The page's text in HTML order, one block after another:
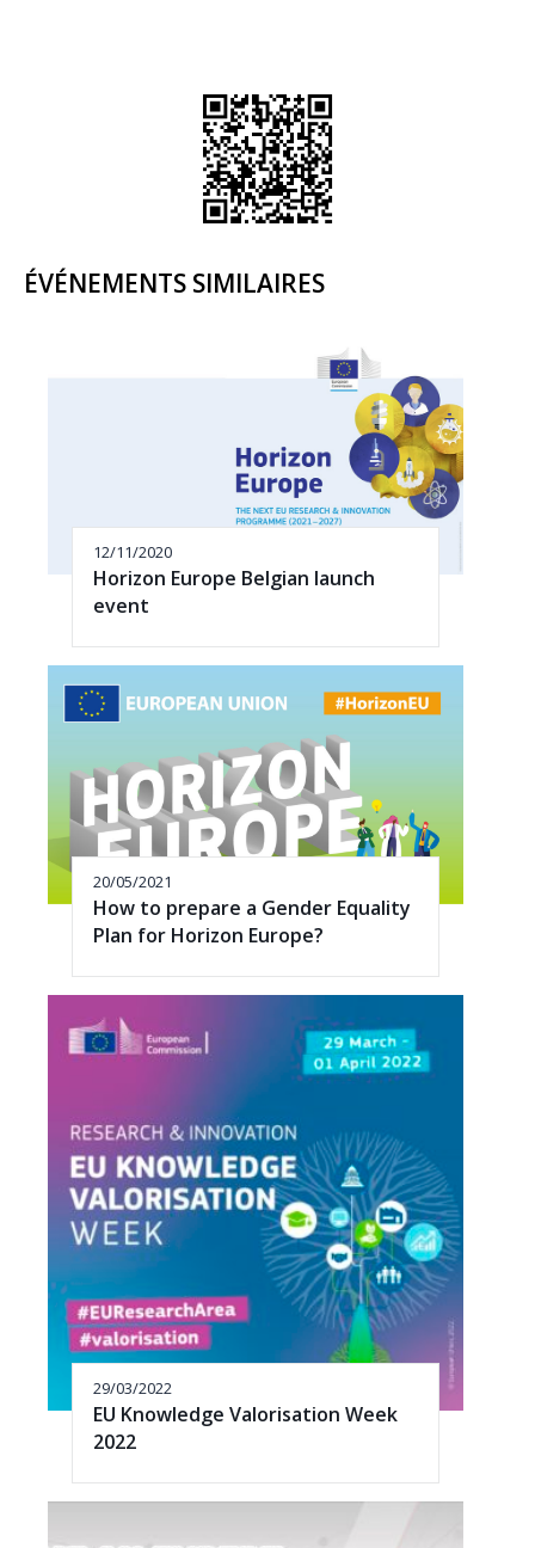
ÉVÉNEMENTS SIMILAIRES
12/11/2020
Horizon Europe Belgian launch
event
20/05/2021
How to prepare a Gender Equality
Plan for Horizon Europe?
29/03/2022
EU Knowledge Valorisation Week
2022